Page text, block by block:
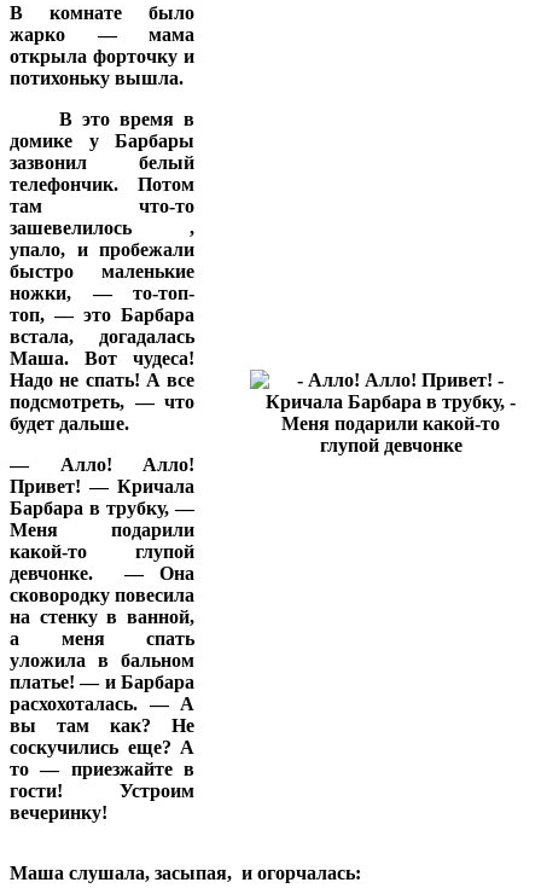
В комнате было
жарко — мама
открыла форточку и
потихоньку вышла.
В это время в
домике у Барбары
зазвонил
белый
телефончик. Потом
там что-то
зашевелилось ,
упало, и пробежали
быстро маленькие
ножки, — то-топ-
топ, — это Барбара
встала, догадалась
Маша. Вот чудеса!
Надо не спать! А все
подсмотреть, — что
будет дальше.
— Алло! Алло!
Привет! — Кричала
Барбара в трубку, —
Меня подарили
какой-то глупой
девчонке.
— Она
сковородку повесила
на стенку в ванной,
а меня спать
уложила в бальном
платье! — и Барбара
расхохоталась. — А
вы там как? Не
соскучились еще? А
то — приезжайте в
гости! Устроим
вечеринку!
Маша слушала, засыпая, и огорчалась: